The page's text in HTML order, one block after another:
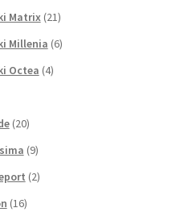
Matrix (21)
Millenia (6)
Octea (4)
(20)
(9)
(2)
(16)